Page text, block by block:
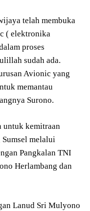
telah membuka
( elektronika
proses
sudah ada.
Avionic yang
memantau
Surono.
untuk kemitraan
melalui
Pangkalan TNI
Herlambang dan
Lanud Sri Mulyono